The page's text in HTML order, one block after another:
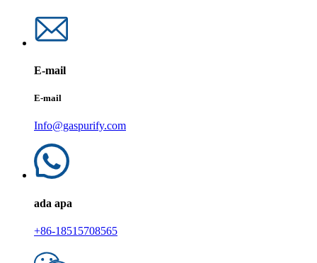
E-mail
E-mail
Info@gaspurify.com
ada apa
+86-18515708565